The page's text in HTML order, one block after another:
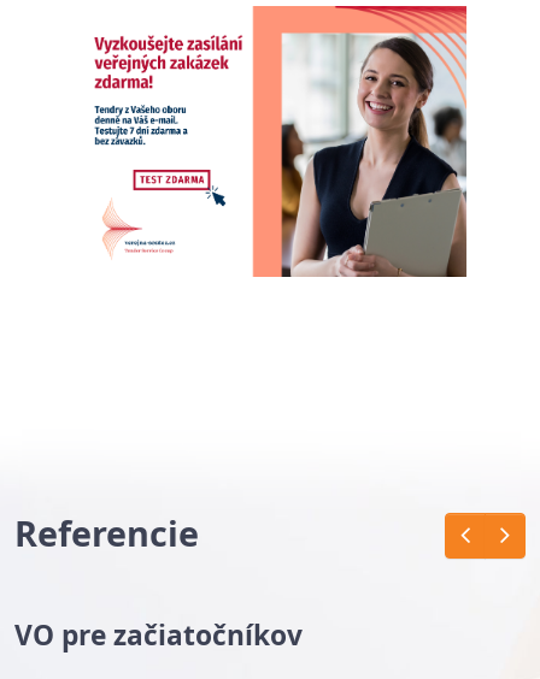
Referencie
VO pre začiatočníkov